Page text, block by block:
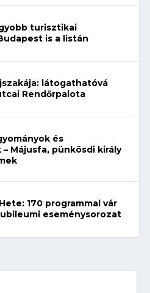
turisztikai
is a listán
látogathatóvá
Rendőrpalota
és
Májusfa, pünkösdi király
170 programmal vár
eseménysorozat